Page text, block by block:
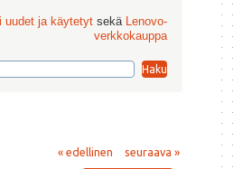
uudet ja käytetyt sekä Lenovo-
verkkokauppa
« edellinen seuraava »